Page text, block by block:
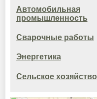
Автомобильная
промышленность
Сварочные работы
Энергетика
Сельское хозяйство